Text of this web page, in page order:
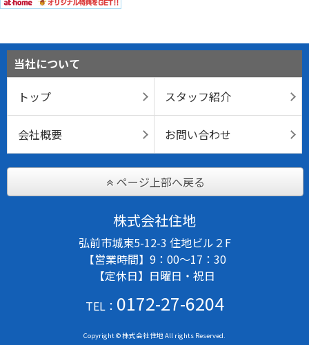
当社について
トップ
スタッフ紹介
会社概要 お問い合わせ
ページ上部へ戻る
株式会社住地
弘前市城東5-12-3 住地ビル２F
【営業時間】9：00～17：30
【定休日】日曜日・祝日
TEL： 0172-27-6204
Copyright © 株式会社住地 All rights Reserved.